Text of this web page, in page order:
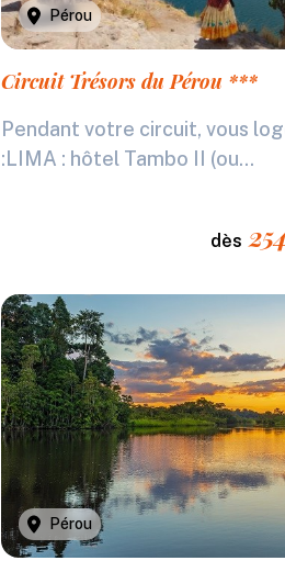
Pérou
Circuit Trésors du Pérou ***
Pendant votre circuit, vous
:LIMA : hôtel Tambo II (ou...
dès
Pérou